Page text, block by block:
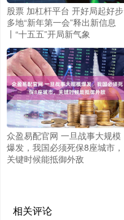
股票 加杠杆平台 开好局起好步
多地“新年第一会”释出新信息
丨“十五五”开局新气象
众盈易配官网 一旦战事大规模
爆发，我国必须死保8座城市，
关键时候能抵御外敌
相关评论